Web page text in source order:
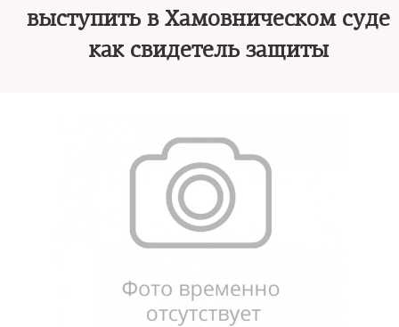
выступить в Хамовническом суде
как свидетель защиты